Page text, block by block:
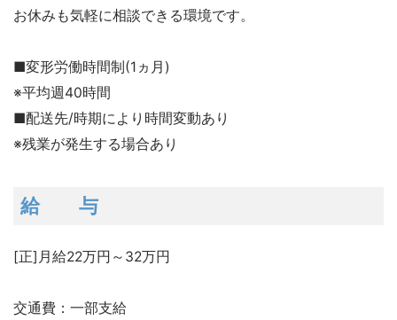
お休みも気軽に相談できる環境です。
■変形労働時間制(1ヵ月)
※平均週40時間
■配送先/時期により時間変動あり
※残業が発生する場合あり
給 与
[正]月給22万円～32万円
交通費：一部支給